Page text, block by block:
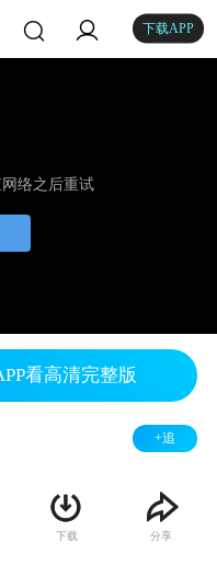
下载APP
络之后重试
看高清完整版
+追
下载 分享